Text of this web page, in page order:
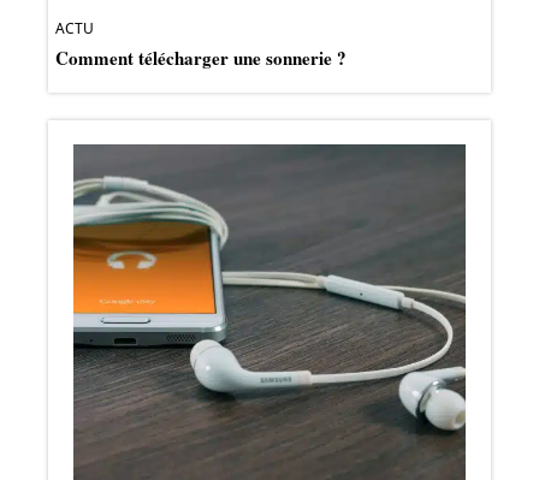
ACTU
Comment télécharger une sonnerie ?